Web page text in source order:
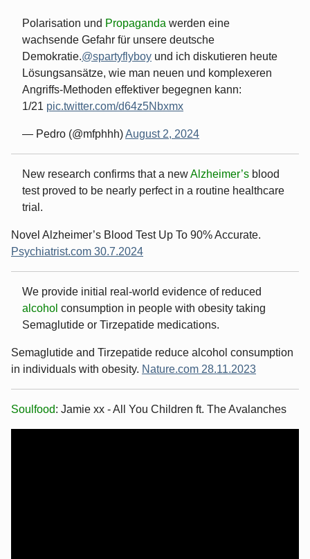
Polarisation und Propaganda werden eine
wachsende Gefahr für unsere deutsche
Demokratie.@spartyflyboy und ich diskutieren heute
Lösungsansätze, wie man neuen und komplexeren
Angriffs-Methoden effektiver begegnen kann:
1/21 pic.twitter.com/d64z5Nbxmx
— Pedro (@mfphhh)August 2, 2024
New research confirms that a newAlzheimer’s blood
test proved to be nearly perfect in a routine healthcare
trial.
Novel Alzheimer’s Blood Test Up To 90% Accurate.
Psychiatrist.com 30.7.2024
We provide initial real-world evidence of reduced
alcohol consumption in people with obesity taking
Semaglutide or Tirzepatide medications.
Semaglutide and Tirzepatide reduce alcohol consumption
in individuals with obesity. Nature.com 28.11.2023
Soulfood: Jamie xx - All You Children ft. The Avalanches